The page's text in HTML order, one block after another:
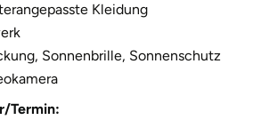
Kleidung
Sonnenbrille, Sonnenschutz
Termin: